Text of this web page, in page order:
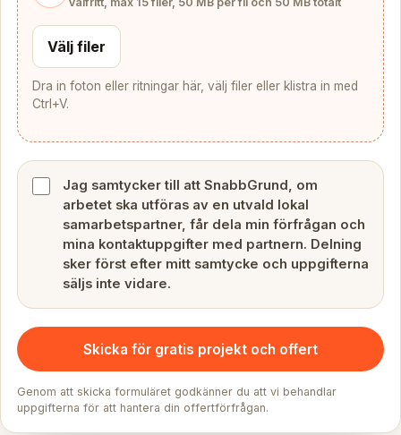
Välj filer
Dra in foton eller ritningar här, välj filer eller klistra in med
Ctrl+V.
Jag samtycker till att SnabbGrund, om
arbetet ska utföras av en utvald lokal
samarbetspartner, får dela min förfrågan och
mina kontaktuppgifter med partnern. Delning
sker först efter mitt samtycke och uppgifterna
säljs inte vidare.
Skicka för gratis projekt och offert
Genom att skicka formuläret godkänner du att vi behandlar
uppgifterna för att hantera din offertförfrågan.